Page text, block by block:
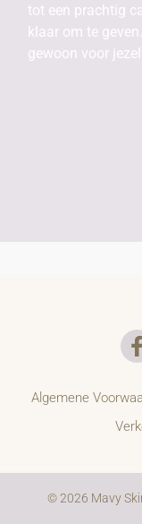
tot een prachtig
klaar om te
gewoon voor
Algemene
© 2026 Mavy